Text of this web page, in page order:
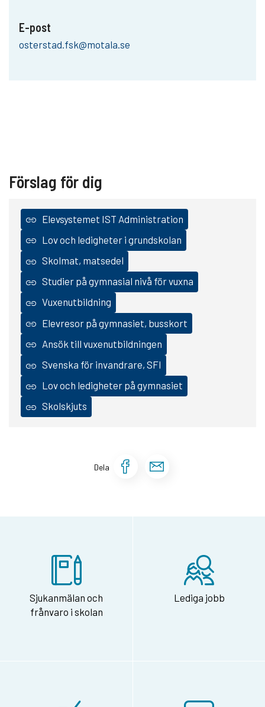
E-post
osterstad.fsk@motala.se
Förslag för dig
Elevsystemet IST Administration
Lov och ledigheter i grundskolan
Skolmat, matsedel
Studier på gymnasial nivå för vuxna
Vuxenutbildning
Elevresor på gymnasiet, busskort
Ansök till vuxenutbildningen
Svenska för invandrare, SFI
Lov och ledigheter på gymnasiet
Skolskjuts
Dela Dela sidan på
Sjukanmälan och
frånvaro i skolan
Lediga jobb